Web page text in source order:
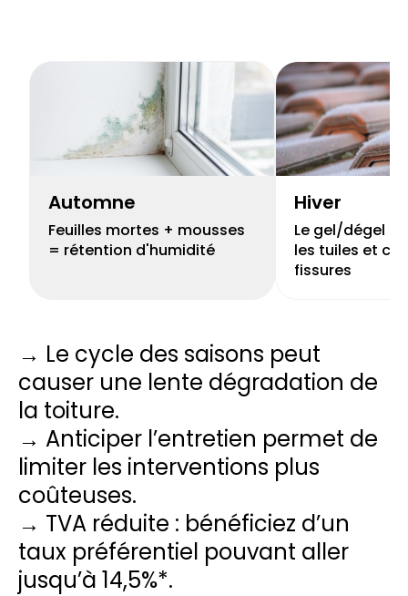
Automne
Feuilles mortes + mousses
= rétention d'humidité
Hiver
Le gel/dégel
les tuiles et
fissures
→ Le cycle des saisons peut
causer une lente dégradation de
la toiture.
→ Anticiper l’entretien permet de
limiter les interventions plus
coûteuses.
→ TVA réduite : bénéficiez d’un
taux préférentiel pouvant aller
jusqu’à 14,5%*.